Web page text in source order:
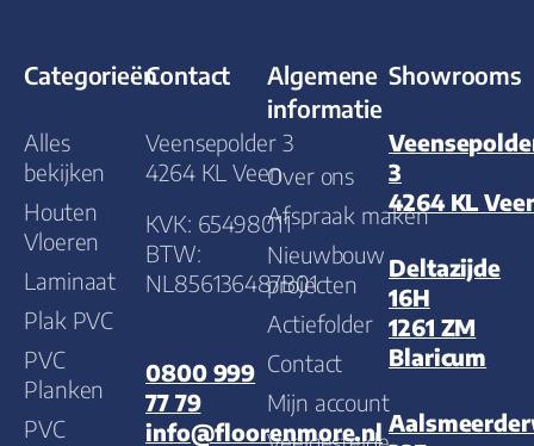
Categorieën
Alles
bekijken
Houten
Vloeren
Laminaat
Plak PVC
PVC
Planken
PVC
Contact
Veensepolder 3
4264 KL Veen
KVK: 65498011
BTW:
NL856136487B01
0800 999
77 79
info@floorenmore.nl
Algemene
informatie
Over ons
Afspraak maken
Nieuwbouw
projecten
Actiefolder
Contact
Mijn account
Showrooms
3
4264 KL
Deltazijde
16H
1261 ZM
Blaricum